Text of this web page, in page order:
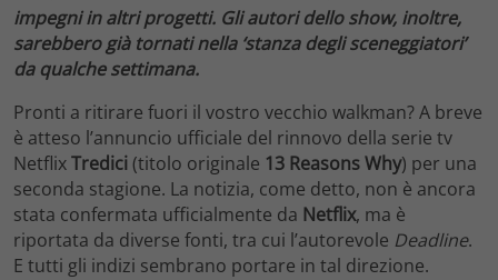
impegni in altri progetti. Gli autori dello show, inoltre,
sarebbero già tornati nella ‘stanza degli sceneggiatori’
da qualche settimana.
Pronti a ritirare fuori il vostro vecchio walkman? A breve
è atteso l’annuncio ufficiale del rinnovo della serie tv
NetflixTredici(titolo originale 13 Reasons Why) per una
seconda stagione. La notizia, come detto, non è ancora
stata confermata ufficialmente da Netflix, ma è
riportata da diverse fonti, tra cui l’autorevole Deadline.
E tutti gli indizi sembrano portare in tal direzione.